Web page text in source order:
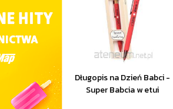
Długopis na Dzień Babci -
Super Babcia w etui